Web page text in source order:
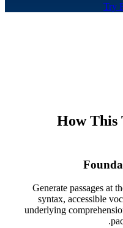
Try
How This
Generate passages at
syntax, accessible
underlying